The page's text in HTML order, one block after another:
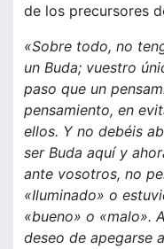
de los precursores
«Sobre todo, no
un Buda; vuestro
paso que un
pensamiento, en
ellos. Y no debéis
ser Buda aquí y
ante vosotros, no
«Iluminado» o
«bueno» o «malo».
deseo de apegarse